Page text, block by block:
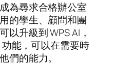
為尋求合格辦公室
的學生、顧問和團
以升級到 WPS AI，
能，可以在需要時
們的能力。